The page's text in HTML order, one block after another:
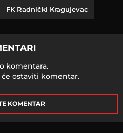
FK Radnički Kragujevac
komentara.
ostaviti komentar.
KOMENTAR